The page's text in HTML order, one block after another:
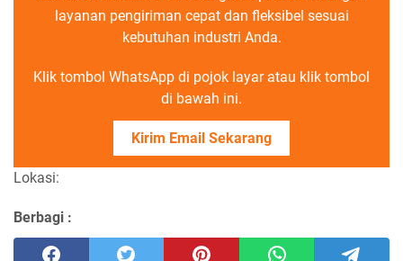
layanan pengiriman cepat dan fleksibel sesuai
kebutuhan industri Anda.
Klik tombol WhatsApp di pojok layar atau klik tombol
di bawah ini.
Kirim Email Sekarang
Lokasi:
Berbagi :